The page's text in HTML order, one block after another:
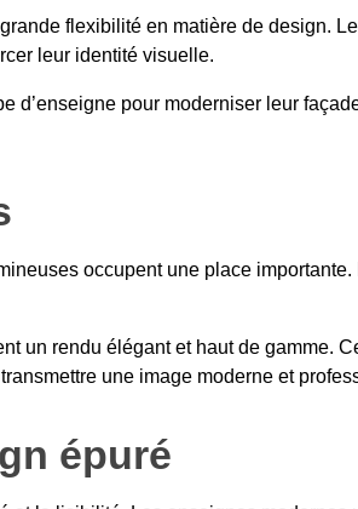
flexibilité en matière de design.
leur identité visuelle.
d’enseigne pour moderniser leur
occupent une place
un rendu élégant et haut de gamme.
une image moderne et
épuré